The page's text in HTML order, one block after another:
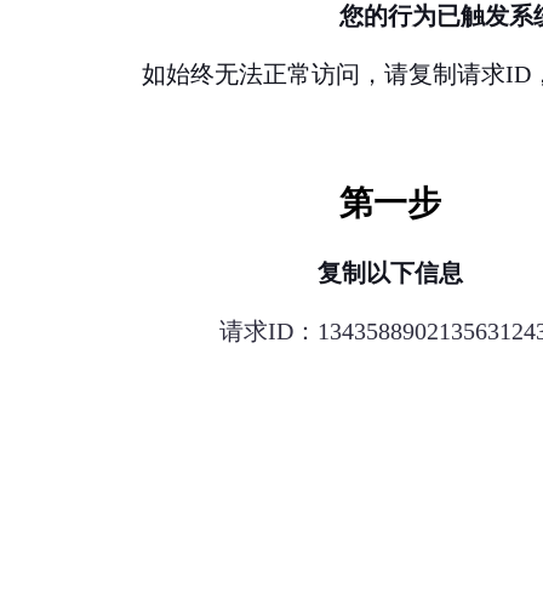
您的行为已触发系
如始终无法正常访问，请复制请求
第一步
复制以下信息
请求ID：